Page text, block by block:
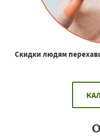
Скидки людям